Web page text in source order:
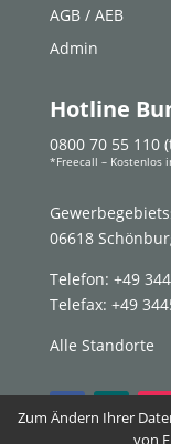
AGB / AEB
Admin
Hotline
0800 70 55 110
*Freecall – Kostenlos
06618
Telefon: +49
Telefax: +49
Alle Standorte
Zum Ändern Ihrer
von